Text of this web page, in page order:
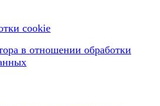
cookie
в отношении обработки